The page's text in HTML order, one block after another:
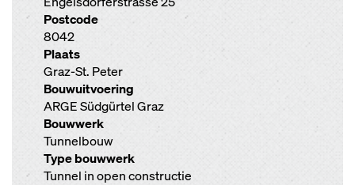
Postcode
8042
Plaats
Graz-St. Peter
Bouwuitvoering
ARGE Südgürtel Graz
Bouwwerk
Tunnelbouw
Type bouwwerk
Tunnel in open constructie